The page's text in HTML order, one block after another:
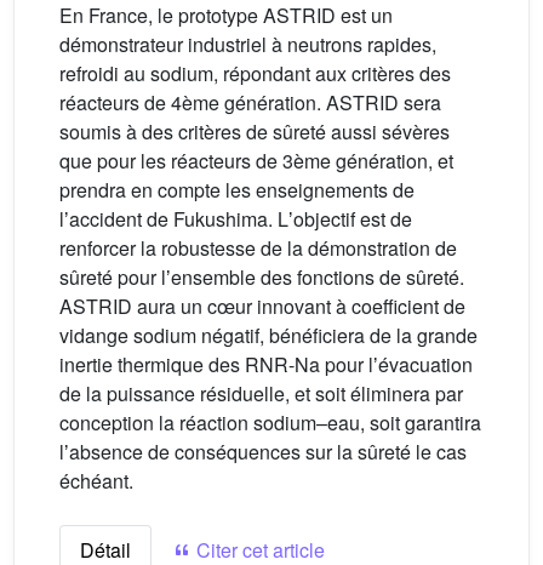
En France, le prototype ASTRID est un
démonstrateur industriel à neutrons rapides,
refroidi au sodium, répondant aux critères des
réacteurs de 4ème génération. ASTRID sera
soumis à des critères de sûreté aussi sévères
que pour les réacteurs de 3ème génération, et
prendra en compte les enseignements de
lʼaccident de Fukushima. Lʼobjectif est de
renforcer la robustesse de la démonstration de
sûreté pour lʼensemble des fonctions de sûreté.
ASTRID aura un cœur innovant à coefficient de
vidange sodium négatif, bénéficiera de la grande
inertie thermique des RNR-Na pour lʼévacuation
de la puissance résiduelle, et soit éliminera par
conception la réaction sodium–eau, soit garantira
lʼabsence de conséquences sur la sûreté le cas
échéant.
Détail
Citer cet article